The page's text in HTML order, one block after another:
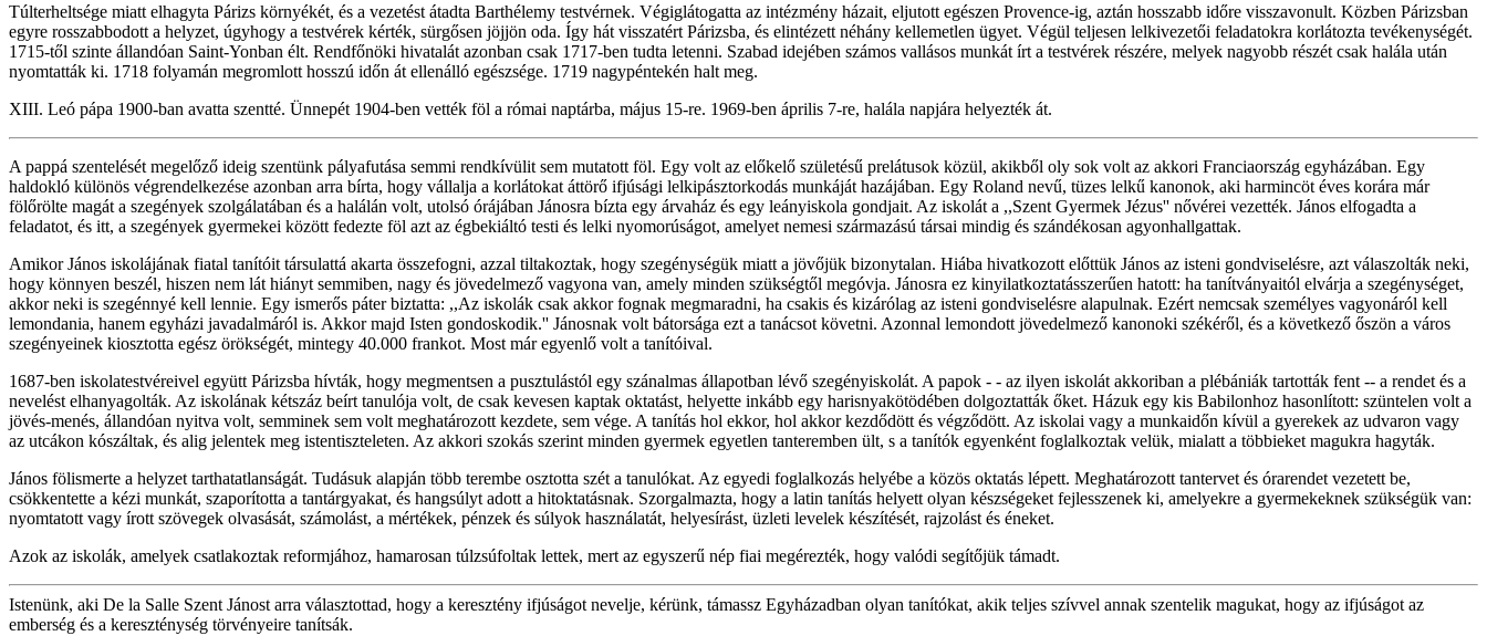
Túlterheltsége miatt elhagyta Párizs környékét, és a vezetést átadta Barthélemy testvérnek. Végiglátogatta az intézmény házait, eljutott egészen Provence-ig, aztán hosszabb időre visszavonult. Közben Párizsban
egyre rosszabbodott a helyzet, úgyhogy a testvérek kérték, sürgősen jöjjön oda. Így hát visszatért Párizsba, és elintézett néhány kellemetlen ügyet. Végül teljesen lelkivezetői feladatokra korlátozta tevékenységét.
1715-től szinte állandóan Saint-Yonban élt. Rendfőnöki hivatalát azonban csak 1717-ben tudta letenni. Szabad idejében számos vallásos munkát írt a testvérek részére, melyek nagyobb részét csak halála után
nyomtatták ki. 1718 folyamán megromlott hosszú időn át ellenálló egészsége. 1719 nagypéntekén halt meg.
XIII. Leó pápa 1900-ban avatta szentté. Ünnepét 1904-ben vették föl a római naptárba, május 15-re. 1969-ben április 7-re, halála napjára helyezték át.
A pappá szentelését megelőző ideig szentünk pályafutása semmi rendkívülit sem mutatott föl. Egy volt az előkelő születésű prelátusok közül, akikből oly sok volt az akkori Franciaország egyházában. Egy
haldokló különös végrendelkezése azonban arra bírta, hogy vállalja a korlátokat áttörő ifjúsági lelkipásztorkodás munkáját hazájában. Egy Roland nevű, tüzes lelkű kanonok, aki harmincöt éves korára már
fölőrölte magát a szegények szolgálatában és a halálán volt, utolsó órájában Jánosra bízta egy árvaház és egy leányiskola gondjait. Az iskolát a ,,Szent Gyermek Jézus'' nővérei vezették. János elfogadta a
feladatot, és itt, a szegények gyermekei között fedezte föl azt az égbekiáltó testi és lelki nyomorúságot, amelyet nemesi származású társai mindig és szándékosan agyonhallgattak.
Amikor János iskolájának fiatal tanítóit társulattá akarta összefogni, azzal tiltakoztak, hogy szegénységük miatt a jövőjük bizonytalan. Hiába hivatkozott előttük János az isteni gondviselésre, azt válaszolták neki,
hogy könnyen beszél, hiszen nem lát hiányt semmiben, nagy és jövedelmező vagyona van, amely minden szükségtől megóvja. Jánosra ez kinyilatkoztatásszerűen hatott: ha tanítványaitól elvárja a szegénységet,
akkor neki is szegénnyé kell lennie. Egy ismerős páter biztatta: ,,Az iskolák csak akkor fognak megmaradni, ha csakis és kizárólag az isteni gondviselésre alapulnak. Ezért nemcsak személyes vagyonáról kell
lemondania, hanem egyházi javadalmáról is. Akkor majd Isten gondoskodik.'' Jánosnak volt bátorsága ezt a tanácsot követni. Azonnal lemondott jövedelmező kanonoki székéről, és a következő őszön a város
szegényeinek kiosztotta egész örökségét, mintegy 40.000 frankot. Most már egyenlő volt a tanítóival.
1687-ben iskolatestvéreivel együtt Párizsba hívták, hogy megmentsen a pusztulástól egy szánalmas állapotban lévő szegényiskolát. A papok - - az ilyen iskolát akkoriban a plébániák tartották fent -- a rendet és a
nevelést elhanyagolták. Az iskolának kétszáz beírt tanulója volt, de csak kevesen kaptak oktatást, helyette inkább egy harisnyakötödében dolgoztatták őket. Házuk egy kis Babilonhoz hasonlított: szüntelen volt a
jövés-menés, állandóan nyitva volt, semminek sem volt meghatározott kezdete, sem vége. A tanítás hol ekkor, hol akkor kezdődött és végződött. Az iskolai vagy a munkaidőn kívül a gyerekek az udvaron vagy
az utcákon kószáltak, és alig jelentek meg istentiszteleten. Az akkori szokás szerint minden gyermek egyetlen tanteremben ült, s a tanítók egyenként foglalkoztak velük, mialatt a többieket magukra hagyták.
János fölismerte a helyzet tarthatatlanságát. Tudásuk alapján több terembe osztotta szét a tanulókat. Az egyedi foglalkozás helyébe a közös oktatás lépett. Meghatározott tantervet és órarendet vezetett be,
csökkentette a kézi munkát, szaporította a tantárgyakat, és hangsúlyt adott a hitoktatásnak. Szorgalmazta, hogy a latin tanítás helyett olyan készségeket fejlesszenek ki, amelyekre a gyermekeknek szükségük van:
nyomtatott vagy írott szövegek olvasását, számolást, a mértékek, pénzek és súlyok használatát, helyesírást, üzleti levelek készítését, rajzolást és éneket.
Azok az iskolák, amelyek csatlakoztak reformjához, hamarosan túlzsúfoltak lettek, mert az egyszerű nép fiai megérezték, hogy valódi segítőjük támadt.
Istenünk, aki De la Salle Szent Jánost arra választottad, hogy a keresztény ifjúságot nevelje, kérünk, támassz Egyházadban olyan tanítókat, akik teljes szívvel annak szentelik magukat, hogy az ifjúságot az
emberség és a kereszténység törvényeire tanítsák.